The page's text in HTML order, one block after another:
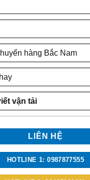
hàng Bắc Nam
vận tải
LIÊN HỆ
HOTLINE 1: 0987877555